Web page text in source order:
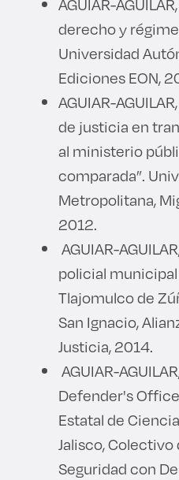
AGUIAR-
derecho y
Universidad
Ediciones EON,
AGUIAR-
de justicia en
al ministerio
comparada”.
Metropolitana,
2012.
AGUIAR-
policial
Tlajomulco de
San Ignacio,
Justicia, 2014.
AGUIAR-
Defender's
Estatal de
Jalisco, Colectivo
Seguridad con